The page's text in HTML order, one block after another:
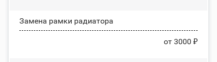
Замена рамки радиатора
от 3000 ₽